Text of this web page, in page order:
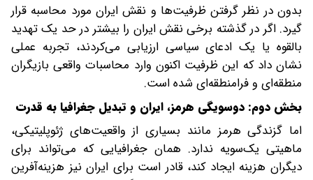
بدون در نظر گرفتن ظرفیت‌ها و نقش ایران مورد محاسبه قرار
گیرد. اگر در گذشته برخی نقش ایران را بیشتر در حد یک تهدید
بالقوه یا یک ادعای سیاسی ارزیابی می‌کردند، تجربه عملی
نشان داد که این ظرفیت اکنون وارد محاسبات واقعی بازیگران
منطقه‌ای و فرامنطقه‌ای شده است.
بخش دوم: دوسویگی هرمز، ایران و تبدیل جغرافیا به قدرت
اما گزندگی هرمز ‌مانند بسیاری از واقعیت‌های ژئوپلیتیکی،
ماهیتی یک‌سویه ندارد. همان جغرافیایی که می‌تواند برای
دیگران هزینه ایجاد کند، قادر است برای ایران نیز هزینه‌آفرین